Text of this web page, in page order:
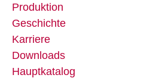
Produktion
Geschichte
Karriere
Downloads
Hauptkatalog